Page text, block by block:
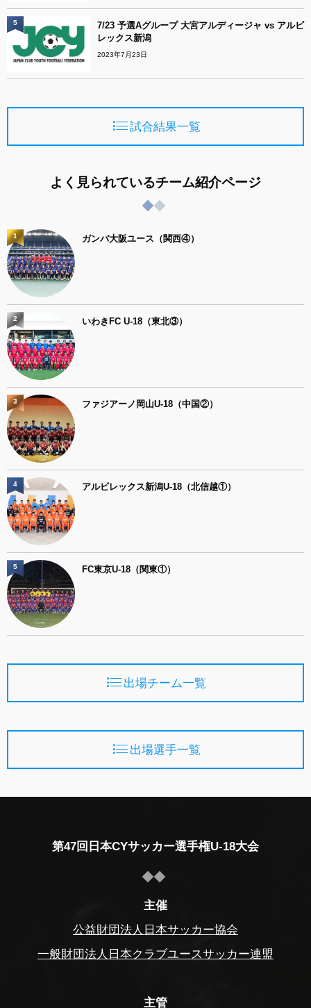
7/23 予選Aグループ 大宮アルディージャ vs アルビ
レックス新潟
2023年7月23日
5
試合結果一覧
よく見られているチーム紹介ページ
ガンバ大阪ユース（関西④）
1
いわきFC U-18（東北③）
2
ファジアーノ岡山U-18（中国②）
3
アルビレックス新潟U-18（北信越①）
4
FC東京U-18（関東①）
5
出場チーム一覧
出場選手一覧
第47回日本CYサッカー選手権U-18大会
主催
公益財団法人日本サッカー協会
一般財団法人日本クラブユースサッカー連盟
主管